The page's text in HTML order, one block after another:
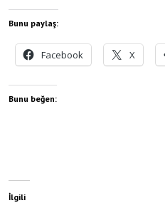
Bunu paylaş:
Facebook X
Bunu beğen:
İlgili